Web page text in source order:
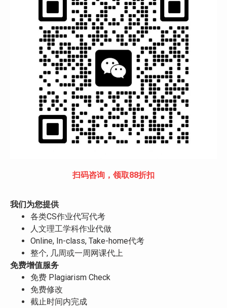
扫码咨询，领取88折扣
我们为您提供
各类CS作业代写代考
人文理工学科作业代做
Online, In-class, Take-home代考
整个, 几周或一周网课代上
免费增值服务
免费 Plagiarism Check
免费修改
截止时间内完成